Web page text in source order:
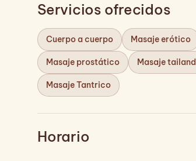
Servicios ofrecidos
Cuerpo a cuerpo Masaje erótico
Masaje prostático Masaje
Masaje Tantrico
Horario